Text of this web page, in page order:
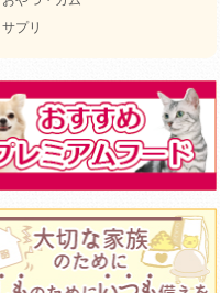
サプリ